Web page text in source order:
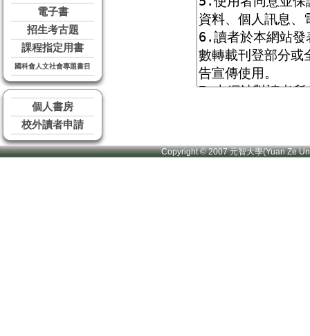
電子書
招生考古題
課程指定用書
國科會人文社會專題書目
個人書房
校外讀者申請
Copyright © 2007 元智大學(Yuan Ze